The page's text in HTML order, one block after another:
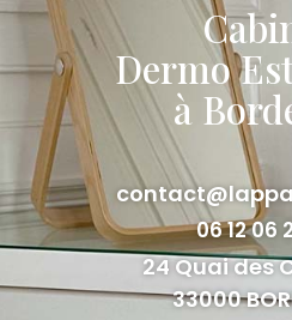
Dermo
à
06 12 06
24 Quai des
33000